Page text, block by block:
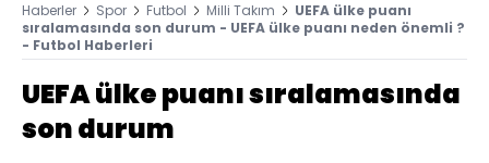
Haberler Spor Futbol Milli Takım
UEFA ülke puanı
sıralamasında son durum - UEFA ülke puanı neden önemli ?
- Futbol Haberleri
UEFA ülke puanı sıralamasında
son durum